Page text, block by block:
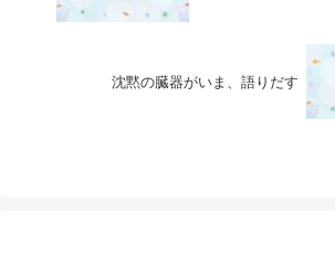
沈黙の臓器がいま、語りだす